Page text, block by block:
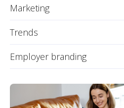
Marketing
Trends
Employer branding